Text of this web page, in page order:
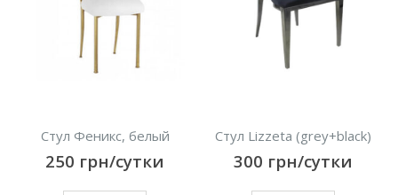
Стул Феникс, белый
250 грн/сутки
Стул Lizzeta (grey+black)
300 грн/сутки